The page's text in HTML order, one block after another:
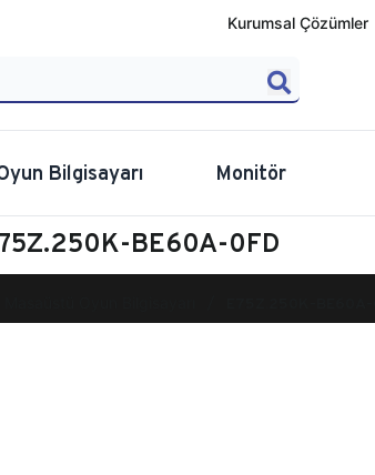
Kurumsal Çözümler
Bilgisayarı Monitör
BE60A-0FD